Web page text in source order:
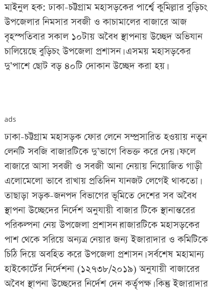
মাইনুল হক: ঢাকা-চট্টগ্রাম মহাসড়কের পার্শ্বে কুমিল্লার বুড়িচং
উপজেলার নিমসার সবজী ও কাচামালের বাজারে আজ
বৃহস্পতিবার সকাল ১০টায় অবৈধ স্থাপনায় উচ্ছেদ অভিযান
চালিয়েছে বুড়িচং উপজেলা প্রশাসন। এসময় মহাসড়কের
দু’পাশে ছোট বড় ৪০টি দোকান উচ্ছেদ করা হয়।
ads
ঢাকা-চট্টগ্রাম মহাসড়ক ফোর লেনে সম্প্রসারিত হওয়ায় নতুন
লেনটি সবজি বাজারটিকে দু’ভাগে বিভক্ত করে দেয়। ফলে
বাজারে আসা সবজী ও সবজী আনা নেয়ায় নিয়োজিত গাড়ী
এলোমেলো ভাবে রাখায় প্রতিদিন যানজট লেগেই থাকতো।
তাছাড়া সড়ক-জনপদ বিভাগের ভূমিতে দেশের সব অবৈধ
স্থাপনা উচ্ছেদের নির্দেশ অনুযায়ী বাজার টিকে স্থানান্তরের
পরিকল্পনা নেয় উপজেলা প্রশাসন।বাজারটিকে মহাসড়কের
পাশ থেকে সরিয়ে অন্যত্র নেয়ার জন্য ইজারাদার ও কমিটিকে
চিঠি দিয়ে অবহিত করে উপজেলা প্রশাসন। সর্বশেষ মহামান্য
হাইকোর্টের নির্দেশনা (১২৭৩৮/২০১৯) অনুযায়ী বাজারের
অবৈধ স্থাপনা উচ্ছেদের নির্দেশ দেন কর্তৃপক্ষ। কিন্তু ইজারাদার